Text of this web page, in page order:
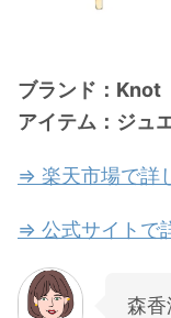
ブランド：Knot
アイテム：ジュ
⇒ 楽天市場で詳
⇒ 公式サイトで
森香